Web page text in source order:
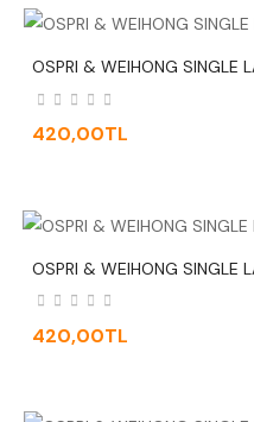
OSPRI & WEIHONG SINGLE
420,00TL
OSPRI & WEIHONG SINGLE
420,00TL